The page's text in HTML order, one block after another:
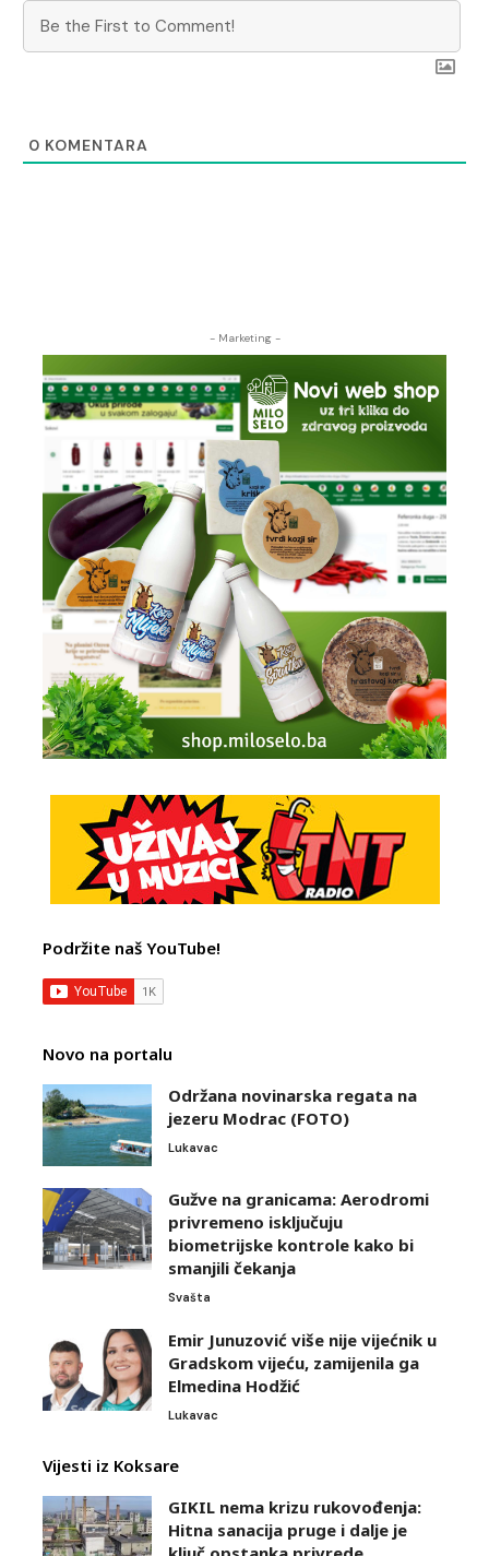
0 KOMENTARA
- Marketing -
Podržite naš YouTube!
Novo na portalu
Održana novinarska regata na
jezeru Modrac (FOTO)
Lukavac
Gužve na granicama: Aerodromi
privremeno isključuju
biometrijske kontrole kako bi
smanjili čekanja
Svašta
Emir Junuzović više nije vijećnik u
Gradskom vijeću, zamijenila ga
Elmedina Hodžić
Lukavac
Vijesti iz Koksare
GIKIL nema krizu rukovođenja:
Hitna sanacija pruge i dalje je